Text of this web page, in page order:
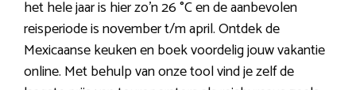
het hele jaar is hier zo’n 26 °C en de aanbevolen
reisperiode is november t/m april. Ontdek de
Mexicaanse keuken en boek voordelig jouw vakantie
online. Met behulp van onze tool vind je zelf de